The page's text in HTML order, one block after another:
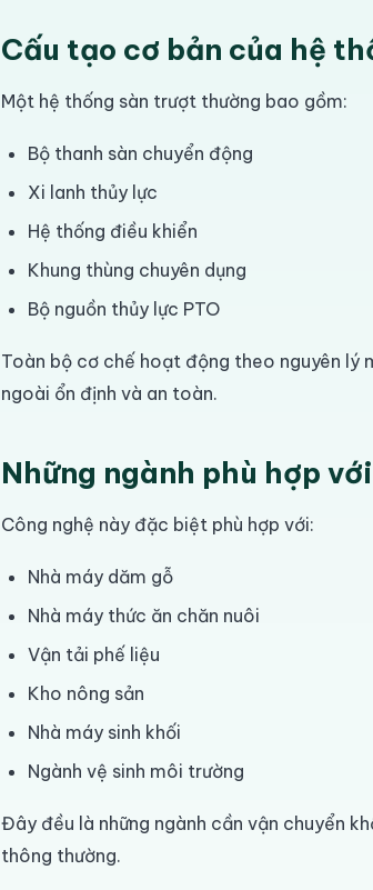
Cấu tạo cơ bản của hệ
Một hệ thống sàn trượt thường bao gồm:
Bộ thanh sàn chuyển động
Xi lanh thủy lực
Hệ thống điều khiển
Khung thùng chuyên dụng
Bộ nguồn thủy lực PTO
Toàn bộ cơ chế hoạt động theo nguyên lý
ngoài ổn định và an toàn.
Những ngành phù hợp
Công nghệ này đặc biệt phù hợp với:
Nhà máy dăm gỗ
Nhà máy thức ăn chăn nuôi
Vận tải phế liệu
Kho nông sản
Nhà máy sinh khối
Ngành vệ sinh môi trường
Đây đều là những ngành cần vận chuyển
thông thường.